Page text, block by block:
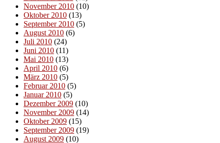
November 2010 (10)
Oktober 2010 (13)
September 2010 (5)
August 2010 (6)
Juli 2010 (24)
Juni 2010 (11)
Mai 2010 (13)
April 2010 (6)
März 2010 (5)
Februar 2010 (5)
Januar 2010 (5)
Dezember 2009 (10)
November 2009 (14)
Oktober 2009 (15)
September 2009 (19)
August 2009 (10)